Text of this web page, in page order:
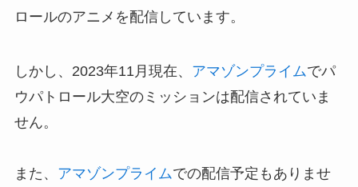
ロールのアニメを配信しています。
しかし、2023年11月現在、 アマゾンプライムでパ
ウパトロール大空のミッションは配信されていま
せん。
また、 アマゾンプライムでの配信予定もありませ